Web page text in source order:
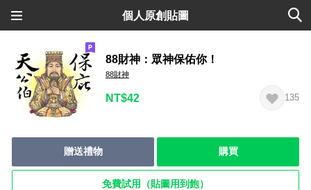
個人原創貼圖
88財神：眾神保佑你！
88財神
NT$42 135
贈送禮物 購買
免費試用（貼圖用到飽）